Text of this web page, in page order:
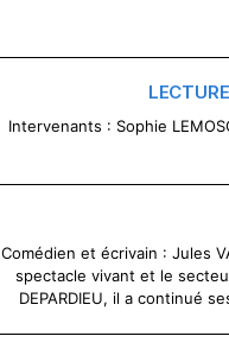
Intervenants : Sophie
Comédien et écrivain : Jules
spectacle vivant et le
DEPARDIEU, il a continué